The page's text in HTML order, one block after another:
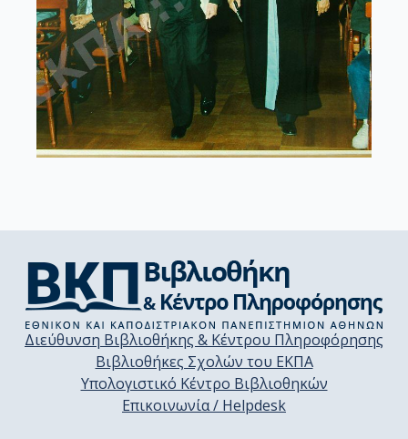
Διεύθυνση Βιβλιοθήκης & Κέντρου Πληροφόρησης
Βιβλιοθήκες Σχολών του ΕΚΠΑ
Υπολογιστικό Κέντρο Βιβλιοθηκών
Επικοινωνία / Helpdesk